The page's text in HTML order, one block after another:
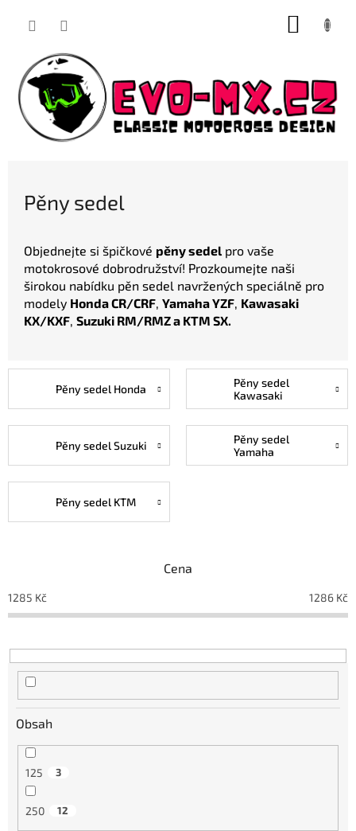
Pěny sedel
Objednejte si špičkové pěny sedel pro vaše
motokrosové dobrodružství! Prozkoumejte naši
širokou nabídku pěn sedel navržených speciálně pro
modely Honda CR/CRF, Yamaha YZF, Kawasaki
KX/KXF, Suzuki RM/RMZ a KTM SX.
Pěny sedel Honda
Pěny sedel
Kawasaki
Pěny sedel Suzuki
Pěny sedel
Yamaha
Pěny sedel KTM
Cena
1285 Kč 1286 Kč
Obsah
125 3
250 12